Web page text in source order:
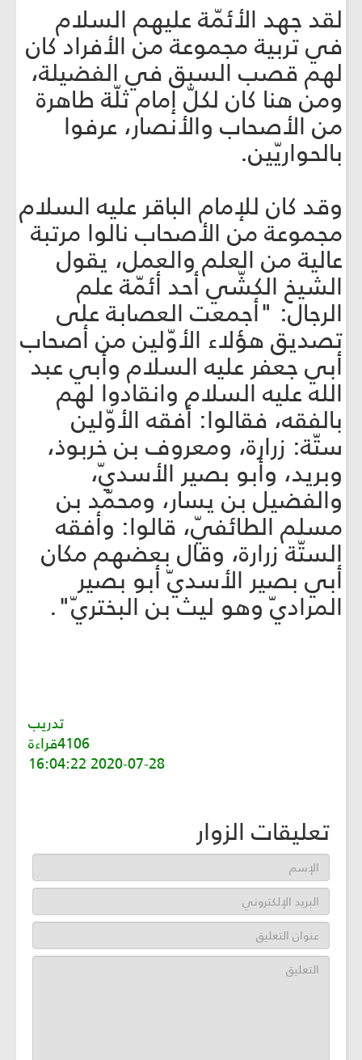
لقد جهد الأئمّة عليهم السلام
في تربية مجموعة من الأفراد كان
لهم قصب السبق في الفضيلة،
ومن هنا كان لكلّ إمام ثلّة طاهرة
من الأصحاب والأنصار، عرفوا
بالحواريّين.
وقد كان للإمام الباقر عليه السلام
مجموعة من الأصحاب نالوا مرتبة
عالية من العلم والعمل، يقول
الشيخ الكشّي أحد أئمّة علم
الرجال: "أجمعت العصابة على
تصديق هؤلاء الأوّلين من أصحاب
أبي جعفر عليه السلام وأبي عبد
الله عليه السلام وانقادوا لهم
بالفقه، فقالوا: أفقه الأوّلين
ستّة: زرارة، ومعروف بن خربوذ،
وبريد، وأبو بصير الأسديّ،
والفضيل بن يسار، ومحمّد بن
مسلم الطائفيّ، قالوا: وأفقه
الستّة زرارة، وقال بعضهم مكان
أبي بصير الأسديّ أبو بصير
المراديّ وهو ليث بن البختريّ".
تدريب
4106قراءة
2020-07-28 16:04:22
تعليقات الزوار